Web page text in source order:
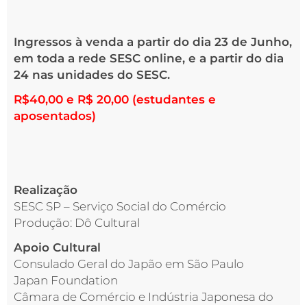
Ingressos à venda a partir do dia 23 de Junho,
em toda a rede SESC online, e a partir do dia
24 nas unidades do SESC.
R$40,00 e R$ 20,00 (estudantes e
aposentados)
Realização
SESC SP – Serviço Social do Comércio
Produção: Dô Cultural
Apoio Cultural
Consulado Geral do Japão em São Paulo
Japan Foundation
Câmara de Comércio e Indústria Japonesa do